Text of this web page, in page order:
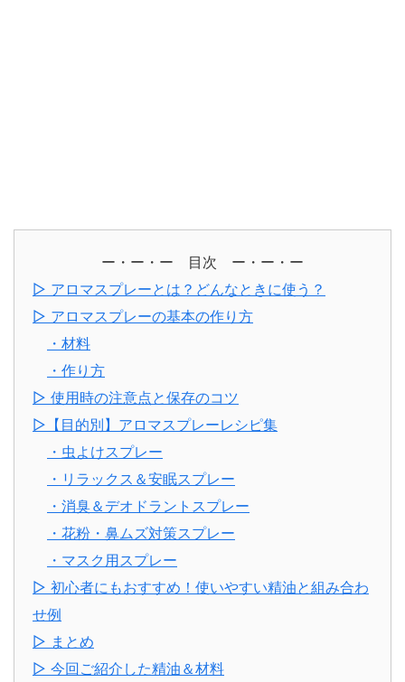
ー・ー・ー 目次 ー・ー・ー
▷ アロマスプレーとは？どんなときに使う？
▷ アロマスプレーの基本の作り方
・材料
・作り方
▷ 使用時の注意点と保存のコツ
▷【目的別】アロマスプレーレシピ集
・虫よけスプレー
・リラックス＆安眠スプレー
・消臭＆デオドラントスプレー
・花粉・鼻ムズ対策スプレー
・マスク用スプレー
▷ 初心者にもおすすめ！使いやすい精油と組み合わ
せ例
▷ まとめ
▷ 今回ご紹介した精油＆材料